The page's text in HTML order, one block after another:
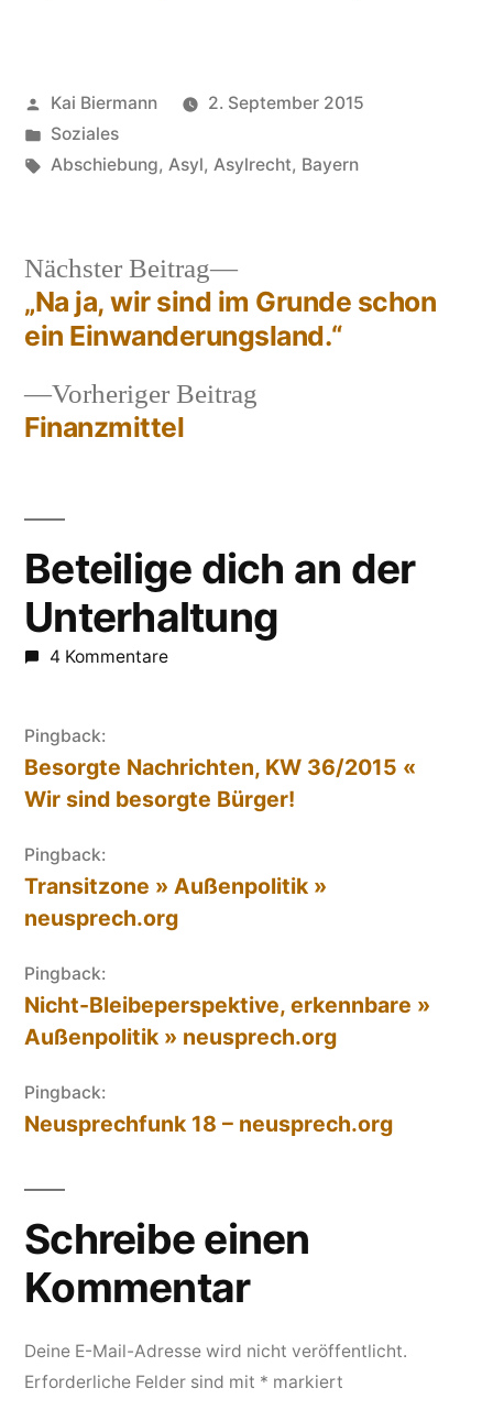
Veröffentlicht
von
Kai Biermann
2. September 2015
Veröffentlicht
in
Soziales
Schlagwörter:
Abschiebung, Asyl, Asylrecht, Bayern
Beitragsnavigation
Vorheriger Beitrag
Finanzmittel
Nächster Beitrag
Nächster
Beitrag:
„Na ja, wir sind im Grunde schon
ein Einwanderungsland.“
Beteilige dich an der
Unterhaltung
4 Kommentare
Pingback:
Besorgte Nachrichten, KW 36/2015 «
Wir sind besorgte Bürger!
Pingback:
Transitzone » Außenpolitik »
neusprech.org
Pingback:
Nicht-Bleibeperspektive, erkennbare »
Außenpolitik » neusprech.org
Pingback:
Neusprechfunk 18 – neusprech.org
Schreibe einen
Kommentar
Deine E-Mail-Adresse wird nicht veröffentlicht.
Erforderliche Felder sind mit * markiert